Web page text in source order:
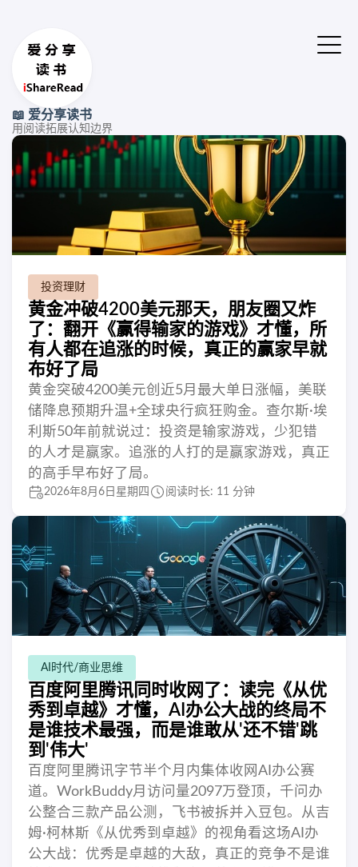
📖 爱分享读书
用阅读拓展认知边界
投资理财
黄金冲破4200美元那天，朋友圈又炸
了：翻开《赢得输家的游戏》才懂，所
有人都在追涨的时候，真正的赢家早就
布好了局
黄金突破4200美元创近5月最大单日涨幅，美联
储降息预期升温+全球央行疯狂购金。查尔斯·埃
利斯50年前就说过：投资是输家游戏，少犯错
的人才是赢家。追涨的人打的是赢家游戏，真正
的高手早布好了局。
2026年8月6日星期四 阅读时长: 11 分钟
AI时代/商业思维
百度阿里腾讯同时收网了：读完《从优
秀到卓越》才懂，AI办公大战的终局不
是谁技术最强，而是谁敢从'还不错'跳
到'伟大'
百度阿里腾讯字节半个月内集体收网AI办公赛
道。WorkBuddy月访问量2097万登顶，千问办
公整合三款产品公测，飞书被拆并入豆包。从吉
姆·柯林斯《从优秀到卓越》的视角看这场AI办
公大战：优秀是卓越的大敌，真正的竞争不是谁